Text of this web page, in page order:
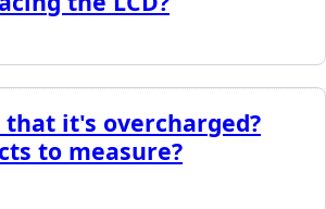
it's overcharged?
to measure?